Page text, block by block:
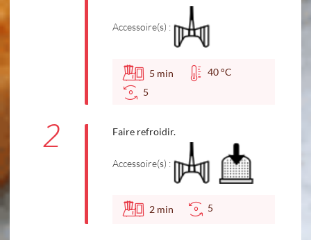
Accessoire(s) :
5 min
40 °C
5
2 Faire refroidir.
Accessoire(s) :
2 min 5